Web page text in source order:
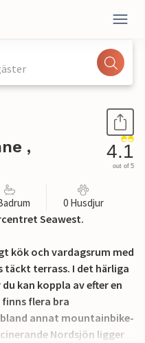
,
4.1
out of 5
0 Husdjur
Seawest.
kök och vardagsrum med
täckt terrass. I det härliga
kan koppla av efter en
flera bra
annat mountainbike-
Nordsjön ligger